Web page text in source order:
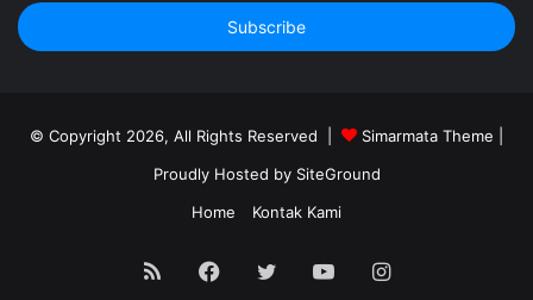
Email
address
© Copyright 2026, All Rights Reserved | Simarmata Theme
Proudly Hosted by SiteGround
Home
Kontak Kami
RSS Facebook
Twitter YouTubeInstagram